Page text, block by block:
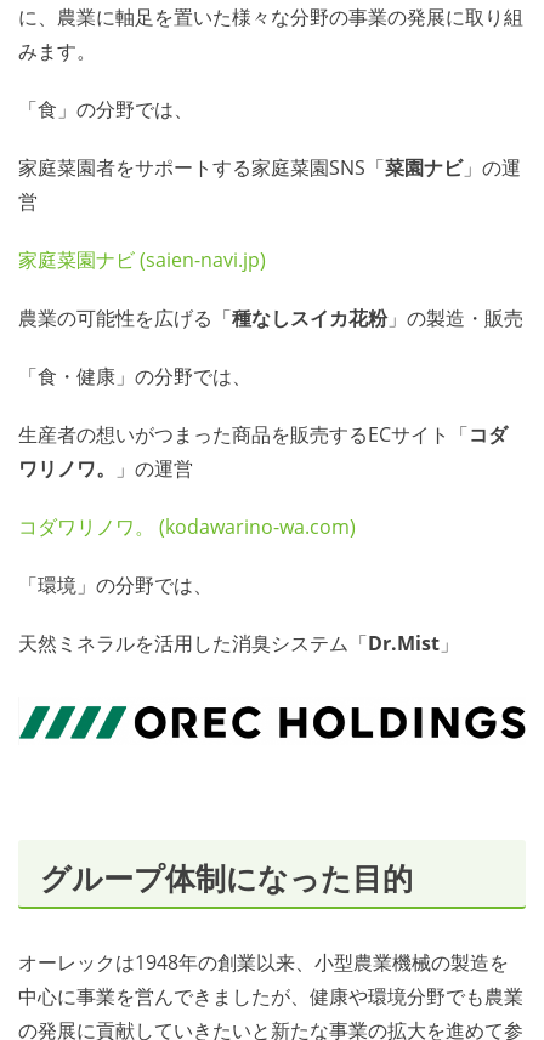
に、農業に軸足を置いた様々な分野の事業の発展に取り組
みます。
「食」の分野では、
家庭菜園者をサポートする家庭菜園SNS「菜園ナビ」の運
営
家庭菜園ナビ (saien-navi.jp)
農業の可能性を広げる「種なしスイカ花粉」の製造・販売
「食・健康」の分野では、
生産者の想いがつまった商品を販売するECサイト「コダ
ワリノワ。
」の運営
コダワリノワ。 (kodawarino-wa.com)
「環境」の分野では、
天然ミネラルを活用した消臭システム「Dr.Mist 」
グループ体制になった目的
オーレックは1948年の創業以来、小型農業機械の製造を
中心に事業を営んできましたが、健康や環境分野でも農業
の発展に貢献していきたいと新たな事業の拡大を進めて参